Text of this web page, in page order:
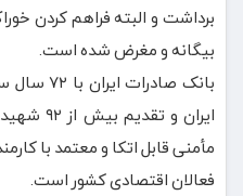
برداشت و البته فراهم کردن
بیگانه و مغرض شده است.
بانک
مأمنی قابل اتکا و معتمد با
فعالان اقتصادی کشور است.